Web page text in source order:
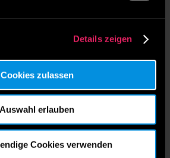
Details zeigen
Cookies zulassen
Auswahl erlauben
Cookies verwenden
ansässiges
umfassende Dienstleistungen
Coaching und Workshop-
in Firmen
Wir verbessern die
durch Steigerung der
und Anerkennung ihrer
Ideenmanagement erleichtert